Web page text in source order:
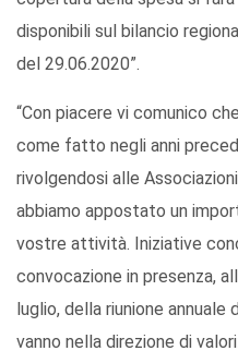
disponibili sul bilancio
del 29.06.2020”.
“Con piacere vi comunico
come fatto negli anni
rivolgendosi alle
abbiamo appostato un
vostre attività. Iniziative
convocazione in presenza,
luglio, della riunione
vanno nella direzione di